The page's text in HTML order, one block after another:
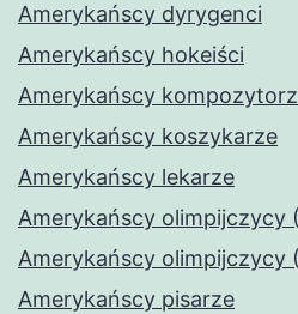
Amerykańscy dyrygenci
Amerykańscy hokeiści
Amerykańscy
Amerykańscy koszykarze
Amerykańscy lekarze
Amerykańscy olimpijczycy
Amerykańscy olimpijczycy
Amerykańscy pisarze